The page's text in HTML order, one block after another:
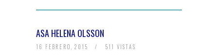
ASA HELENA OLSSON
16 FEBRERO, 2015 / 511 VISTAS